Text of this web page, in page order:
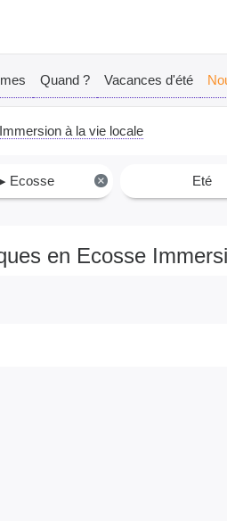
Quand ? Vacances d'été
Immersion à la vie locale
×
▸ Ecosse Eté
en Ecosse